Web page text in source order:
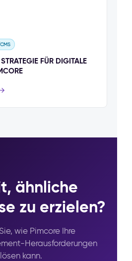
FÜR DIGITALE
ähnliche
zu erzielen?
wie Pimcore Ihre
Herausforderungen
lösen kann.